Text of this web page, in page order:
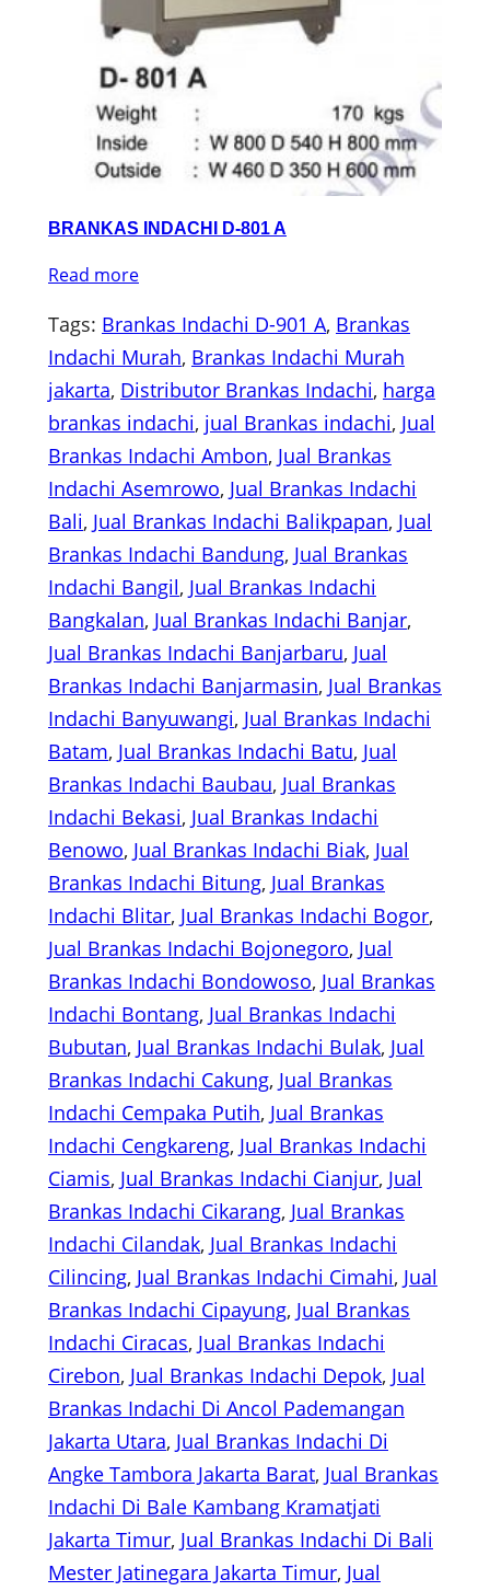
BRANKAS INDACHI D-801 A
Read more
Tags: Brankas Indachi D-901 A, Brankas
Indachi Murah, Brankas Indachi Murah
jakarta, Distributor Brankas Indachi, harga
brankas indachi, jual Brankas indachi, Jual
Brankas Indachi Ambon, Jual Brankas
Indachi Asemrowo, Jual Brankas Indachi
Bali, Jual Brankas Indachi Balikpapan, Jual
Brankas Indachi Bandung, Jual Brankas
Indachi Bangil, Jual Brankas Indachi
Bangkalan, Jual Brankas Indachi Banjar
Jual Brankas Indachi Banjarbaru, Jual
Brankas Indachi Banjarmasin, Jual Brankas
Indachi Banyuwangi, Jual Brankas Indachi
Batam, Jual Brankas Indachi Batu, Jual
Brankas Indachi Baubau, Jual Brankas
Indachi Bekasi, Jual Brankas Indachi
Benowo, Jual Brankas Indachi Biak, Jual
Brankas Indachi Bitung, Jual Brankas
Indachi Blitar, Jual Brankas Indachi Bogor
Jual Brankas Indachi Bojonegoro, Jual
Brankas Indachi Bondowoso, Jual Brankas
Indachi Bontang, Jual Brankas Indachi
Bubutan, Jual Brankas Indachi Bulak, Jual
Brankas Indachi Cakung, Jual Brankas
Indachi Cempaka Putih, Jual Brankas
Indachi Cengkareng, Jual Brankas Indachi
Ciamis, Jual Brankas Indachi Cianjur, Jual
Brankas Indachi Cikarang, Jual Brankas
Indachi Cilandak, Jual Brankas Indachi
Cilincing, Jual Brankas Indachi Cimahi, Jual
Brankas Indachi Cipayung, Jual Brankas
Indachi Ciracas, Jual Brankas Indachi
Cirebon, Jual Brankas Indachi Depok, Jual
Brankas Indachi Di Ancol Pademangan
Jakarta Utara, Jual Brankas Indachi Di
Angke Tambora Jakarta Barat, Jual Brankas
Indachi Di Bale Kambang Kramatjati
Jakarta Timur, Jual Brankas Indachi Di Bali
Mester Jatinegara Jakarta Timur, Jual